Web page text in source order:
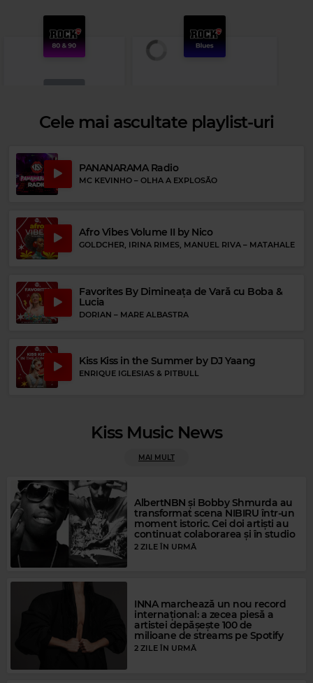
Rock 80s & 90s
AC/DC–SHOOT TO THRILL
Magic FM
MICHAEL JACKSON –THEY DON'T CARE ABOUT US
Cele mai ascultate playlist-uri
PANANARAMA Radio
MC KEVINHO – OLHA A EXPLOSÃO
Afro Vibes Volume II by Nico
GOLDCHER, IRINA RIMES, MANUEL RIVA – MATAHALE
Favorites By Dimineața de Vară cu Boba &
Lucia
DORIAN – MARE ALBASTRA
Kiss Kiss in the Summer by DJ Yaang
ENRIQUE IGLESIAS & PITBULL
Kiss Music News
MAI MULT
AlbertNBN și Bobby Shmurda au
transformat scena NIBIRU într-un
moment istoric. Cei doi artiști au
continuat colaborarea și în studio
2 ZILE ÎN URMĂ
INNA marchează un nou record
internațional: a zecea piesă a
artistei depășește 100 de
milioane de streams pe Spotify
2 ZILE ÎN URMĂ